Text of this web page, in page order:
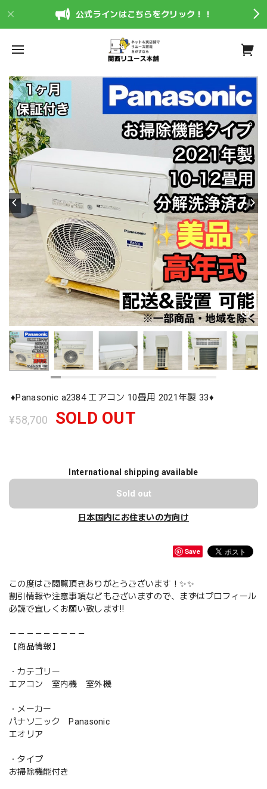
公式ラインはこちらをクリック！！
♦️Panasonic a2384 エアコン 10畳用 2021年製 33♦️
¥58,700 SOLD OUT
International shipping available
Sold out
日本国内にお住まいの方向け
Save
この度はご閲覧頂きありがとうございます！✨✨
割引情報や注意事項などもございますので、まずはプロフィール
必読で宜しくお願い致します‼️
－－－－－－－－－
【商品情報】
・カテゴリー
エアコン 室内機 室外機
・メーカー
パナソニック Panasonic
エオリア
・タイプ
お掃除機能付き